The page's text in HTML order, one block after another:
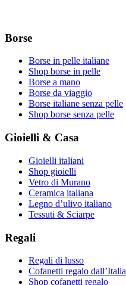
Borse
Borse in pelle italiane
Shop borse in pelle
Borse a mano
Borse da viaggio
Borse italiane senza pelle
Shop borse senza pelle
Gioielli & Casa
Gioielli italiani
Shop gioielli
Vetro di Murano
Ceramica italiana
Legno d’ulivo italiano
Tessuti & Sciarpe
Regali
Regali di lusso
Cofanetti regalo dall’Italia
Shop cofanetti regalo